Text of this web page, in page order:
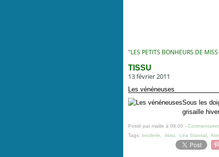
"LES PETITS BONHEURS DE
TISSU
13 février 2011
Les vénéneuses
Sous les
grisaille
Posté par malile à 08:00 -
Tags: broderie tissu Léa Stansal